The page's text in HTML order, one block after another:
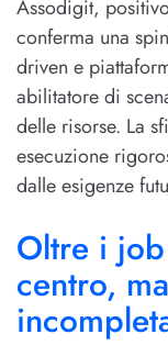
Assodigit,
conferma una
driven e
abilitatore di
delle risorse. La
esecuzione
dalle esigenze
Oltre i
centro,